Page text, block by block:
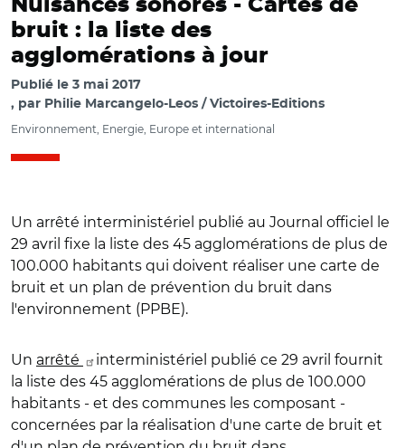
Nuisances sonores - Cartes de
bruit : la liste des
agglomérations à jour
Publié le 3 mai 2017
par Philie Marcangelo-Leos / Victoires-Editions
Environnement, Energie, Europe et international
Un arrêté interministériel publié au Journal officiel le
29 avril fixe la liste des 45 agglomérations de plus de
100.000 habitants qui doivent réaliser une carte de
bruit et un plan de prévention du bruit dans
l'environnement (PPBE).
Un arrêté
interministériel publié ce 29 avril fournit
la liste des 45 agglomérations de plus de 100.000
habitants - et des communes les composant -
concernées par la réalisation d'une carte de bruit et